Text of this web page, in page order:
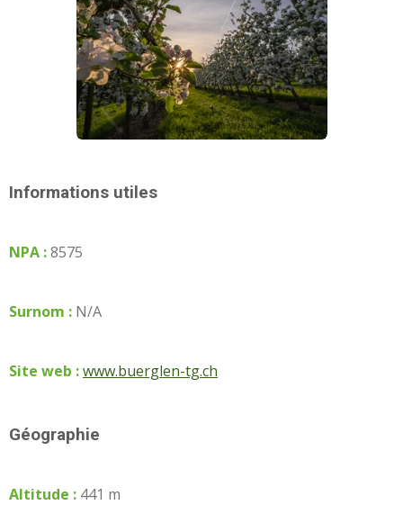
Informations utiles
NPA :8575
Surnom : N/A
Site web :www.buerglen-tg.ch
Géographie
Altitude : 441 m